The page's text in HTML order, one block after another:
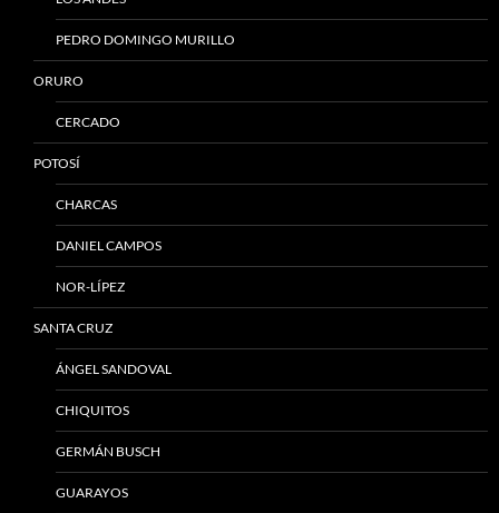
PEDRO DOMINGO MURILLO
ORURO
CERCADO
POTOSÍ
CHARCAS
DANIEL CAMPOS
NOR-LÍPEZ
SANTA CRUZ
ÁNGEL SANDOVAL
CHIQUITOS
GERMÁN BUSCH
GUARAYOS